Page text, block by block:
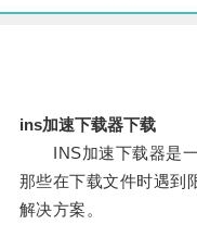
ins加速下载器下载
INS加速下载器是一
那些在下载文件时遇到
解决方案。